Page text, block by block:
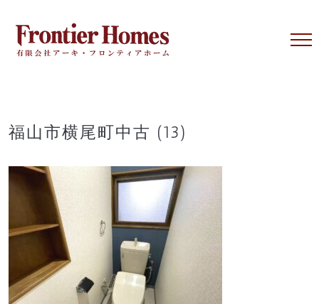
content
福山市横尾町中古 (13)